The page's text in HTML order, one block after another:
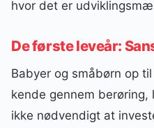
hvor det er
De første leveår:
Babyer og småbørn op
kende gennem
ikke nødvendigt at